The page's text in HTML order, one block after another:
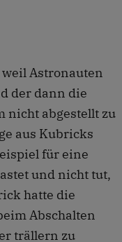
Astronauten
der dann die
nicht abgestellt zu
aus Kubricks
für eine
und nicht tut,
hatte die
Abschalten
trällern zu